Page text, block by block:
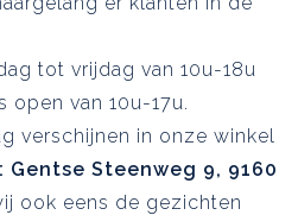
tot vrijdag van 10u-18u
van 10u-17u.
verschijnen in onze winkel
Steenweg 9, 9160
ook eens de gezichten